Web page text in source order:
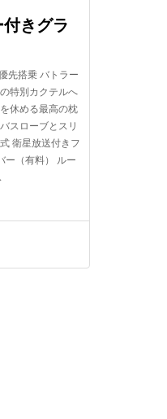
きグラ
先搭乗 バトラー
特別カクテルへ
休める最高の枕
スローブとスリ
衛星放送付きフ
ー（有料） ルー